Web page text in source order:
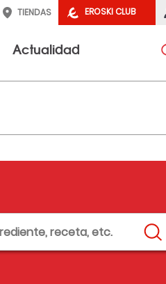
EROSKI CLUB
TIENDAS
Actualidad